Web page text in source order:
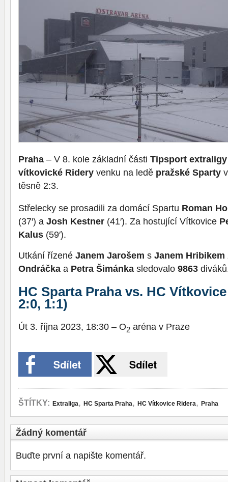
Praha – V 8. kole základní části Tipsport extraligy
vítkovické Ridery venku na ledě pražské Sparty
těsně 2:3.
Střelecky se prosadili za domácí Spartu Roman
(37′) a Josh Kestner (41′). Za hostující Vítkovice
Kalus (59′).
Utkání řízené Janem Jarošem s Janem Hribikem
Ondráčka a Petra Šimánka sledovalo 9863
HC Sparta Praha vs. HC
2:0, 1:1)
Út 3. října 2023, 18:30 – O2 aréna v Praze
ŠTÍTKY: Extraliga, HC Sparta Praha, HC Vítkovice Ridera, Praha
Žádný komentář
Buďte první a napište komentář.